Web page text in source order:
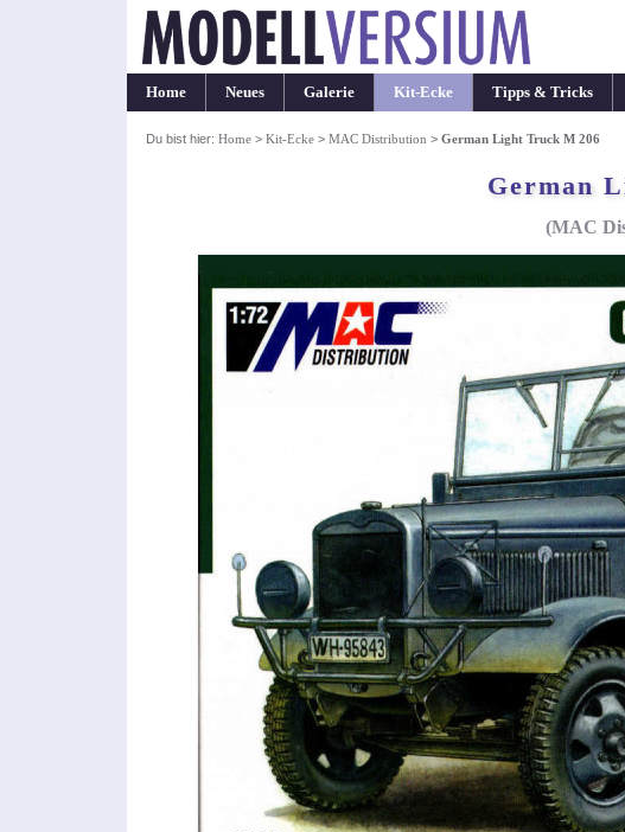
Home Neues Galerie Kit-Ecke Tipps & Tricks
Du bist hier: Home> Kit-Ecke> MAC Distribution > German Light Truck M 206
German
(MAC